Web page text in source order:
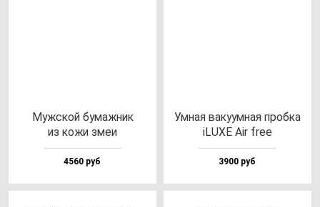
Муж­ской бу­маж­ник
из ко­жи змеи
4560 руб
Умная ва­ку­ум­ная проб­ка
iLUXE Air free
3900 руб